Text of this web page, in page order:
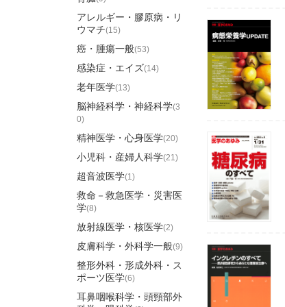
アレルギー・膠原病・リ
ウマチ(15)
癌・腫瘍一般(53)
感染症・エイズ(14)
老年医学(13)
脳神経科学・神経科学(3
0)
精神医学・心身医学(20)
小児科・産婦人科学(21)
超音波医学(1)
救命－救急医学・災害医
学(8)
放射線医学・核医学(2)
皮膚科学・外科学一般(9)
整形外科・形成外科・ス
ポーツ医学(6)
耳鼻咽喉科学・頭頸部外